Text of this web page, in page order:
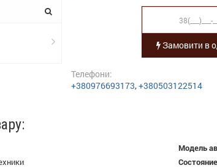
Замовити в
Телефони:
+380976693173,+380503122514
Модель
Состояние